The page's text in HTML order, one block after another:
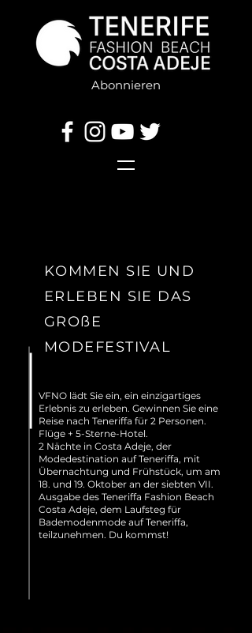
Abonnieren
KOMMEN SIE UND
ERLEBEN SIE DAS
GROßE
MODEFESTIVAL
VFNO lädt Sie ein, ein einzigartiges
Erlebnis zu erleben. Gewinnen Sie eine
Reise nach Teneriffa für 2 Personen.
Flüge + 5-Sterne-Hotel.
2 Nächte in Costa Adeje, der
Modedestination auf Teneriffa, mit
Übernachtung und Frühstück, um am
18. und 19. Oktober an der siebten VII.
Ausgabe des Teneriffa Fashion Beach
Costa Adeje, dem Laufsteg für
Bademodenmode auf Teneriffa,
teilzunehmen. Du kommst!